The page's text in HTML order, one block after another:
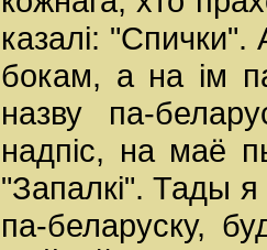
казалі: "Спички".
бокам, а на ім
назву па-
надпіс, на маё
"Запалкі". Тады
па-беларуску,